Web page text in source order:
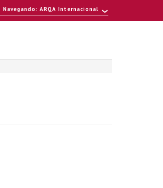
Navegando: ARQA Internacional